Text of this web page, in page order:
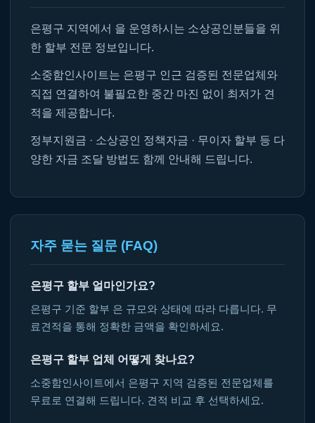
은평구 지역에서 을 운영하시는 소상공인분들을 위
한 할부 전문 정보입니다.
소중함인사이트는 은평구 인근 검증된 전문업체와
직접 연결하여 불필요한 중간 마진 없이 최저가 견
적을 제공합니다.
정부지원금 · 소상공인 정책자금 · 무이자 할부 등 다
양한 자금 조달 방법도 함께 안내해 드립니다.
자주 묻는 질문 (FAQ)
은평구 할부 얼마인가요?
은평구 기준 할부 은 규모와 상태에 따라 다릅니다. 무
료견적을 통해 정확한 금액을 확인하세요.
은평구 할부 업체 어떻게 찾나요?
소중함인사이트에서 은평구 지역 검증된 전문업체를
무료로 연결해 드립니다. 견적 비교 후 선택하세요.